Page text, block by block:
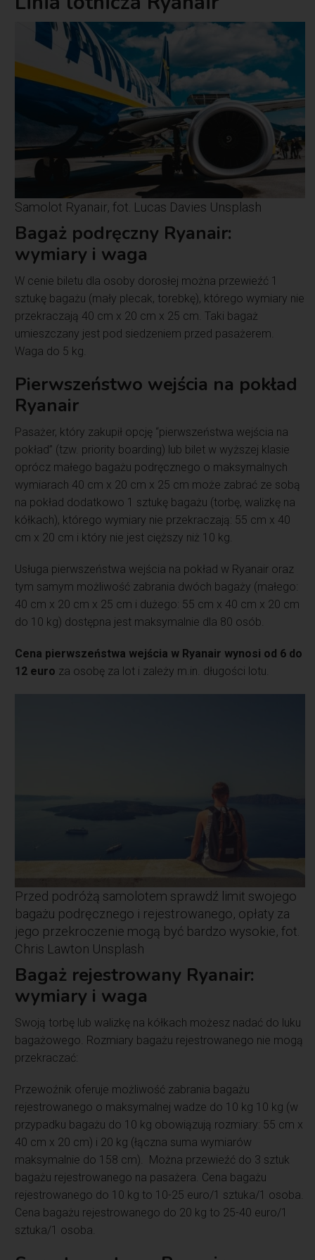
Samolot Ryanair, fot. Lucas Davies Unsplash
Bagaż podręczny Ryanair:
wymiary i waga
W cenie biletu dla osoby dorosłej można przewieźć 1
sztukę bagażu (mały plecak, torebkę), którego wymiary nie
przekraczają 40 cm x 20 cm x 25 cm. Taki bagaż
umieszczany jest pod siedzeniem przed pasażerem.
Waga do 5 kg.
Pierwszeństwo wejścia na pokład
Ryanair
Pasażer, który zakupił opcję “pierwszeństwa wejścia na
pokład” (tzw. priority boarding) lub bilet w wyższej klasie
oprócz małego bagażu podręcznego o maksymalnych
wymiarach 40 cm x 20 cm x 25 cm może zabrać ze sobą
na pokład dodatkowo 1 sztukę bagażu (torbę, walizkę na
kółkach), którego wymiary nie przekraczają: 55 cm x 40
cm x 20 cm i który nie jest cięższy niż 10 kg.
Usługa pierwszeństwa wejścia na pokład w Ryanair oraz
tym samym możliwość zabrania dwóch bagaży (małego:
40 cm x 20 cm x 25 cm i dużego: 55 cm x 40 cm x 20 cm
do 10 kg) dostępna jest maksymalnie dla 80 osób.
Cena pierwszeństwa wejścia w Ryanair wynosi od 6 do
12 euro za osobę za lot i zależy m.in. długości lotu.
Przed podróżą samolotem sprawdź limit swojego
bagażu podręcznego i rejestrowanego, opłaty za
jego przekroczenie mogą być bardzo wysokie, fot.
Chris Lawton Unsplash
Bagaż rejestrowany Ryanair:
wymiary i waga
Swoją torbę lub walizkę na kółkach możesz nadać do luku
bagażowego. Rozmiary bagażu rejestrowanego nie mogą
przekraczać:
Przewoźnik oferuje możliwość zabrania bagażu
rejestrowanego o maksymalnej wadze do 10 kg 10 kg (w
przypadku bagażu do 10 kg obowiązują rozmiary: 55 cm x
40 cm x 20 cm) i 20 kg (łączna suma wymiarów
maksymalnie do 158 cm). Można przewieźć do 3 sztuk
bagażu rejestrowanego na pasażera. Cena bagażu
rejestrowanego do 10 kg to 10-25 euro/1 sztuka/1 osoba.
Cena bagażu rejestrowanego do 20 kg to 25-40 euro/1
sztuka/1 osoba.